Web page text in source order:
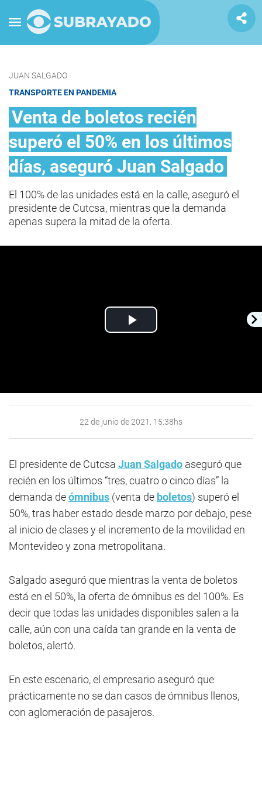
JUAN SALGADO
TRANSPORTE EN PANDEMIA
Venta de boletos recién
superó el 50% en los últimos
días, aseguró Juan Salgado
El 100% de las unidades está en la calle, aseguró el
presidente de Cutcsa, mientras que la demanda
apenas supera la mitad de la oferta.
Play
22 de junio de 2021, 15:38hs
El presidente de Cutcsa Juan Salgado aseguró que
recién en los últimos “tres, cuatro o cinco días” la
demanda deómnibus (venta de boletos) superó el
50%, tras haber estado desde marzo por debajo, pese
al inicio de clases y el incremento de la movilidad en
Montevideo y zona metropolitana.
Salgado aseguró que mientras la venta de boletos
está en el 50%, la oferta de ómnibus es del 100%. Es
decir que todas las unidades disponibles salen a la
calle, aún con una caída tan grande en la venta de
boletos, alertó.
En este escenario, el empresario aseguró que
prácticamente no se dan casos de ómnibus llenos,
con aglomeración de pasajeros.